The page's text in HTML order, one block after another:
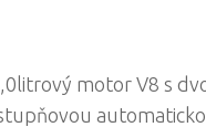
motor V8 s